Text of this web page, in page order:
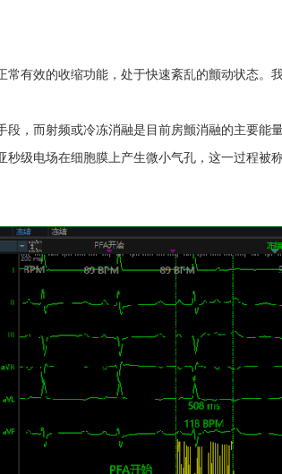
有效的收缩功能，处于快速紊乱的颤动状态
，而射频或冷冻消融是目前房颤消融的主要能
级电场在细胞膜上产生微小气孔，这一过程被